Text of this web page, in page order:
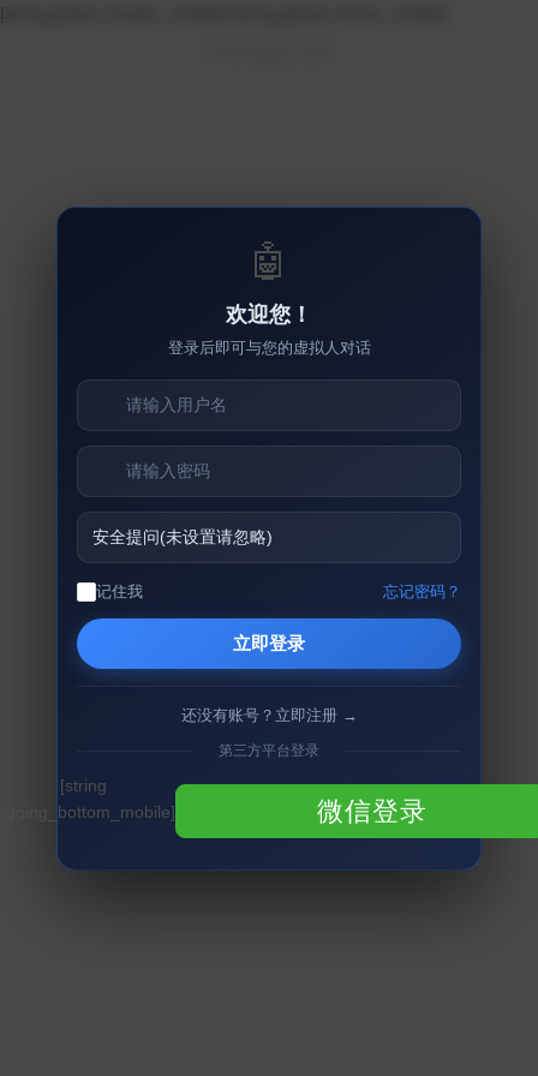
[string global_header_mobile]
🤖
欢迎您！
登录后即可与您的虚拟人对话
记住我 忘记密码？
立即登录
还没有账号？立即注册 →
第三方平台登录
[string
微信登录